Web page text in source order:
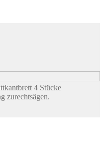
4 Stücke
zurechtsägen.